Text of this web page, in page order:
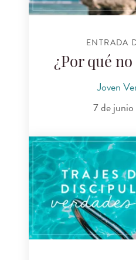
ENTRADA
¿Por qué
Joven
7 de